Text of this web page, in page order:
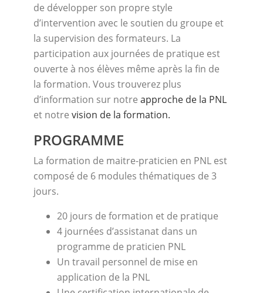
de développer son propre style
d’intervention avec le soutien du groupe et
la supervision des formateurs. La
participation aux journées de pratique est
ouverte à nos élèves même après la fin de
la formation. Vous trouverez plus
d’information sur notreapproche de la PNL
et notrevision de la formation.
PROGRAMME
La formation de maitre-praticien en PNL est
composé de 6 modules thématiques de 3
jours.
20 jours de formation et de pratique
4 journées d’assistanat dans un
programme de praticien PNL
Un travail personnel de mise en
application de la PNL